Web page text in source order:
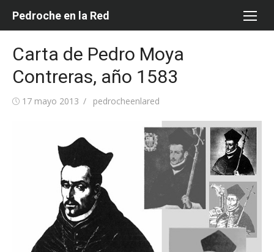
Pedroche en la Red
Carta de Pedro Moya
Contreras, año 1583
Publicada
17 mayo 2013 Autor
pedrocheenlared